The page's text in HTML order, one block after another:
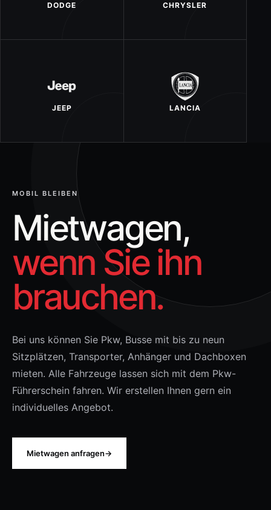
DODGE CHRYSLER
JEEP LANCIA
MOBIL BLEIBEN
Mietwagen,
wenn Sie ihn
brauchen.
Bei uns können Sie Pkw, Busse mit bis zu neun
Sitzplätzen, Transporter, Anhänger und Dachboxen
mieten. Alle Fahrzeuge lassen sich mit dem Pkw-
Führerschein fahren. Wir erstellen Ihnen gern ein
individuelles Angebot.
Mietwagen anfragen→